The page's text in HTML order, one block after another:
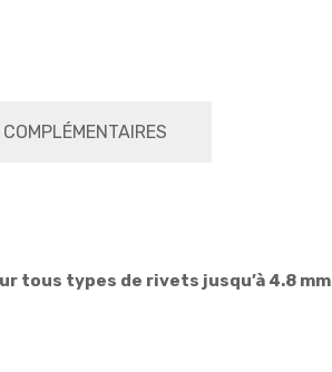
tous types de rivets jusqu’à 4.8 mm